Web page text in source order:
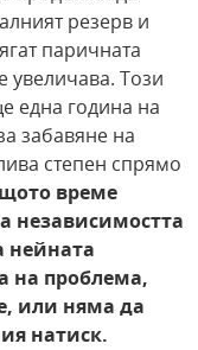
резерв и
паричната
увеличава. Този
една година на
забавяне на
степен спрямо
време
независимостта
нейната
на проблема,
или няма да
натиск.